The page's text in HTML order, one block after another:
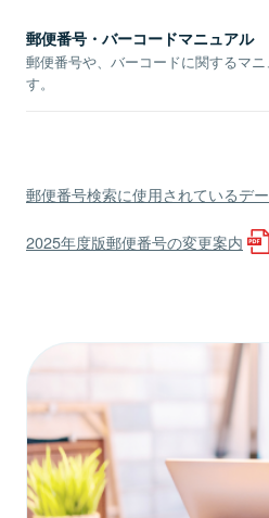
郵便番号・バーコードマニュアル
郵便番号や、バーコードに関するマ
す。
郵便番号検索に使用されているデ
2025年度版郵便番号の変更案内